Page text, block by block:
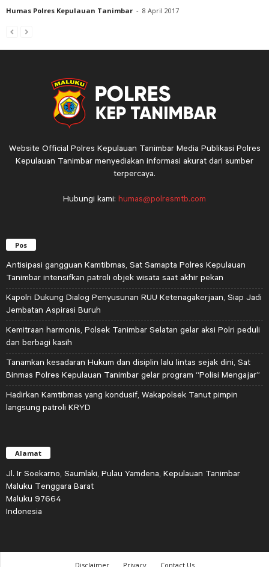
Humas Polres Kepulauan Tanimbar - 8 April 2017
Website Official Polres Kepulauan Tanimbar Media Publikasi Polres
Kepulauan Tanimbar menyediakan informasi akurat dari sumber
terpercaya.
Hubungi kami: humas@polresmtb.com
Pos
Antisipasi gangguan Kamtibmas, Sat Samapta Polres Kepulauan
Tanimbar intensifkan patroli objek wisata saat akhir pekan
Kapolri Dukung Dialog Penyusunan RUU Ketenagakerjaan, Siap Jadi
Jembatan Aspirasi Buruh
Kemitraan harmonis, Polsek Tanimbar Selatan gelar aksi Polri peduli
dan berbagi kasih
Tanamkan kesadaran Hukum dan disiplin lalu lintas sejak dini, Sat
Binmas Polres Kepulauan Tanimbar gelar program “Polisi Mengajar”
Hadirkan Kamtibmas yang kondusif, Wakapolsek Tanut pimpin
langsung patroli KRYD
Alamat
Jl. Ir Soekarno, Saumlaki, Pulau Yamdena, Kepulauan Tanimbar
Maluku Tenggara Barat
Maluku 97664
Indonesia
Disclaimer Privacy Contact Us